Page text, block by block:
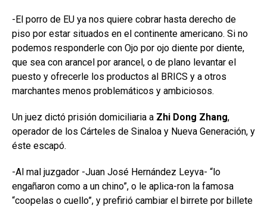
-El porro de EU ya nos quiere cobrar hasta derecho de
piso por estar situados en el continente americano. Si no
podemos responderle con Ojo por ojo diente por diente,
que sea con arancel por arancel, o de plano levantar el
puesto y ofrecerle los productos al BRICS y a otros
marchantes menos problemáticos y ambiciosos.
Un juez dictó prisión domiciliaria a Zhi Dong Zhang,
operador de los Cárteles de Sinaloa y Nueva Generación, y
éste escapó.
-Al mal juzgador -Juan José Hernández Leyva- “lo
engañaron como a un chino”, o le aplica-ron la famosa
“coopelas o cuello”, y prefirió cambiar el birrete por billete